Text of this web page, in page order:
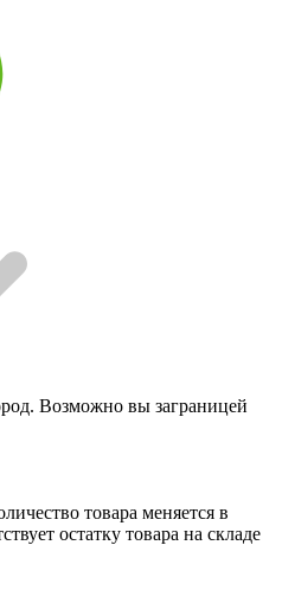
Возможно вы заграницей
товара меняется в
остатку товара на складе